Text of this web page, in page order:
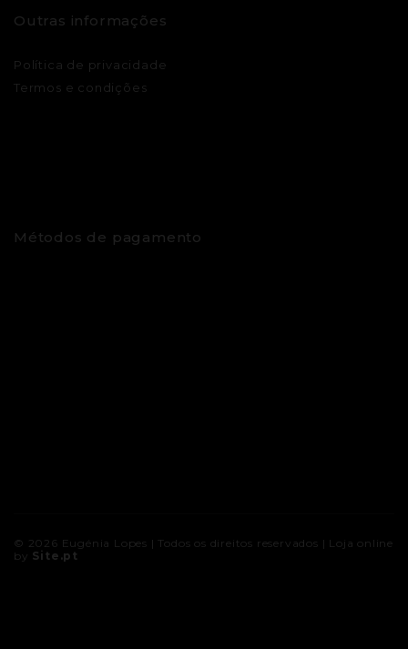
Outras informações
Política de privacidade
Termos e condições
Métodos de pagamento
© 2026 Eugénia Lopes | Todos os direitos reservados | Loja online
by Site.pt